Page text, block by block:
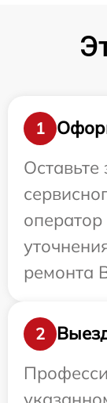
1
Оставьте
ремонта
2